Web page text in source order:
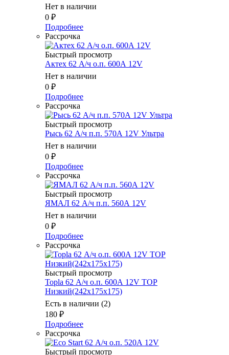
Нет в наличии
0 ₽
Подробнее
Рассрочка
Быстрый просмотр
Актех 62 А/ч о.п. 600А 12V
Нет в наличии
0 ₽
Подробнее
Рассрочка
Быстрый просмотр
Рысь 62 А/ч п.п. 570А 12V Ультра
Нет в наличии
0 ₽
Подробнее
Рассрочка
Быстрый просмотр
ЯМАЛ 62 А/ч п.п. 560А 12V
Нет в наличии
0 ₽
Подробнее
Рассрочка
Быстрый просмотр
Topla 62 А/ч о.п. 600А 12V TOP
Низкий(242х175х175)
Есть в наличии (2)
180 ₽
Подробнее
Рассрочка
Быстрый просмотр